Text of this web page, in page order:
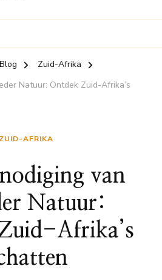
Zuid-Afrika
Natuur: Ontdek Zuid-Afrika’s
ZUID-AFRIKA
van
Natuur:
Afrika’s